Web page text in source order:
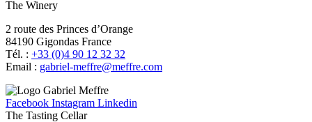
The Winery
2 route des Princes d’Orange
84190 Gigondas France
Tél. : +33 (0)4 90 12 32 32
Email : moc.erffem@erffem-leirbag
Facebook Instagram Linkedin
The Tasting Cellar